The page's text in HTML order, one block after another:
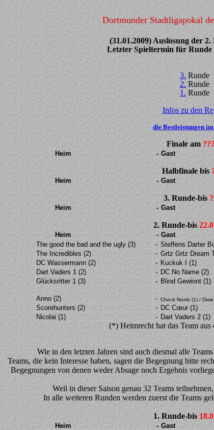
Dortmunder Stadtligapokal
(31.01.2009) Auslosung der
Letzter Spieltermin für Runde
3. Runde
2. Runde
1. Runde
Infos zu den
die Bestleistungen
Finale am
Heim - Gast
Halbfinalebis
Heim - Gast
3. Runde-bis
Heim - Gast
2. Runde-bis
Heim - Gast
The good the bad and the ugly (3)
- Steffens Darter
The Incredibles (2)
- Grtz Grtz Dream
DC Wassermann (2)
- Kuckuk I (1)
Dart Vaders 1 (2)
- DC No Name (2)
Glücksritter 1 (3)
- Blind Gewinnt (1)
Anno (2) - Check Norris (1) /
Scorehunters (2) - DC Cœur (1)
Nicolai (1)
- Dart Vaders 2 (1)
(*) Heimrecht hat das Team
Wie in den letzten Jahren sind auch diesmal alle
Teams, die kein Interesse haben, sagen die Begegnung bitte
Begegnungen von denen weder Absage noch Ergebnis
Weil in dieser Saison genau 32 Teams
In alle weiteren Runden werden zuerst die Teams
1. Runde-bis
Heim - Gast